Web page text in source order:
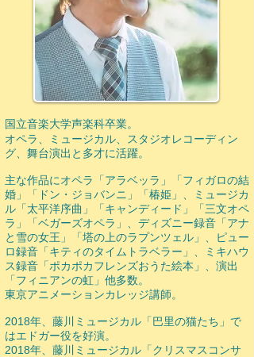
国立音楽大学声楽科卒業。
オペラ、ミュージカル、スタジオレコーディン
グ、舞台演出と多才に活躍。
主な作品にオペラ「アラベッラ」「フィガロの結
婚」「ドン・ジョバンニ」「椿姫」、ミュージカ
ル「太平洋序曲」「キャンディード」「三文オペ
ラ」「ベガーズオペラ」、ディズニー録音「アナ
と雪の女王」「塔の上のラプンツェル」、ピュー
ロ録音「キティのタイムトラベラー」、ミキハウ
ス録音「ポカポカフレンズおうた絵本」、演出
「フィニアンの虹」他多数。
東京アニメーションカレッジ講師。
​2018年、藤川ミュージカル「巴里の猫たち」で
はエドガー役を好演。
2018年、藤川ミュージカル「クリスマスコンサ